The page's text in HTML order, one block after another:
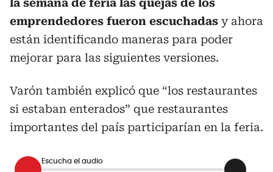
la semana de feria las quejas de los
emprendedores fueron escuchadas y ahora
están identificando maneras para poder
mejorar para las siguientes versiones.
Varón también explicó que “los restaurantes
si estaban enterados” que restaurantes
importantes del país participarían en la feria.
Escucha el audio